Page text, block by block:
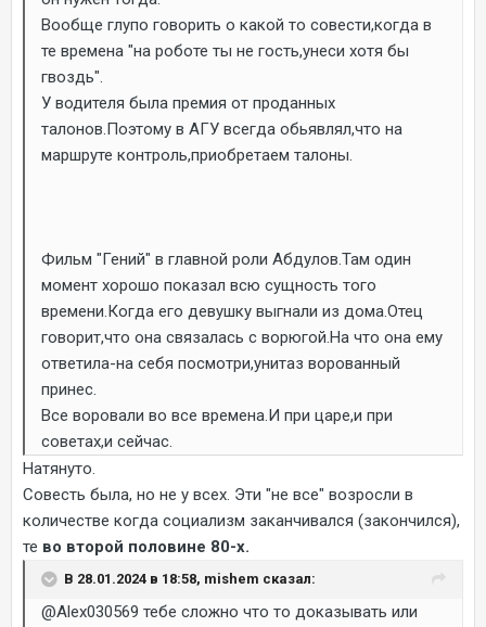
Вообще глупо говорить о какой то совести,когда в
те времена "на роботе ты не гость,унеси хотя бы
гвоздь".
У водителя была премия от проданных
талонов.Поэтому в АГУ всегда обьявлял,что на
маршруте контроль,приобретаем талоны.
Фильм "Гений" в главной роли Абдулов.Там один
момент хорошо показал всю сущность того
времени.Когда его девушку выгнали из дома.Отец
говорит,что она связалась с ворюгой.На что она ему
ответила-на себя посмотри,унитаз ворованный
принес.
Все воровали во все времена.И при царе,и при
советах,и сейчас.
Натянуто.
Совесть была, но не у всех. Эти "не все" возросли в
количестве когда социализм заканчивался (закончился),
те во второй половине 80-х.
В 28.01.2024 в 18:58, mishem сказал:
@Alex030569 тебе сложно что то доказывать или